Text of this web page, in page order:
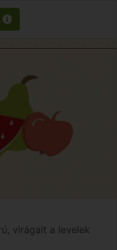
virágait a levelek